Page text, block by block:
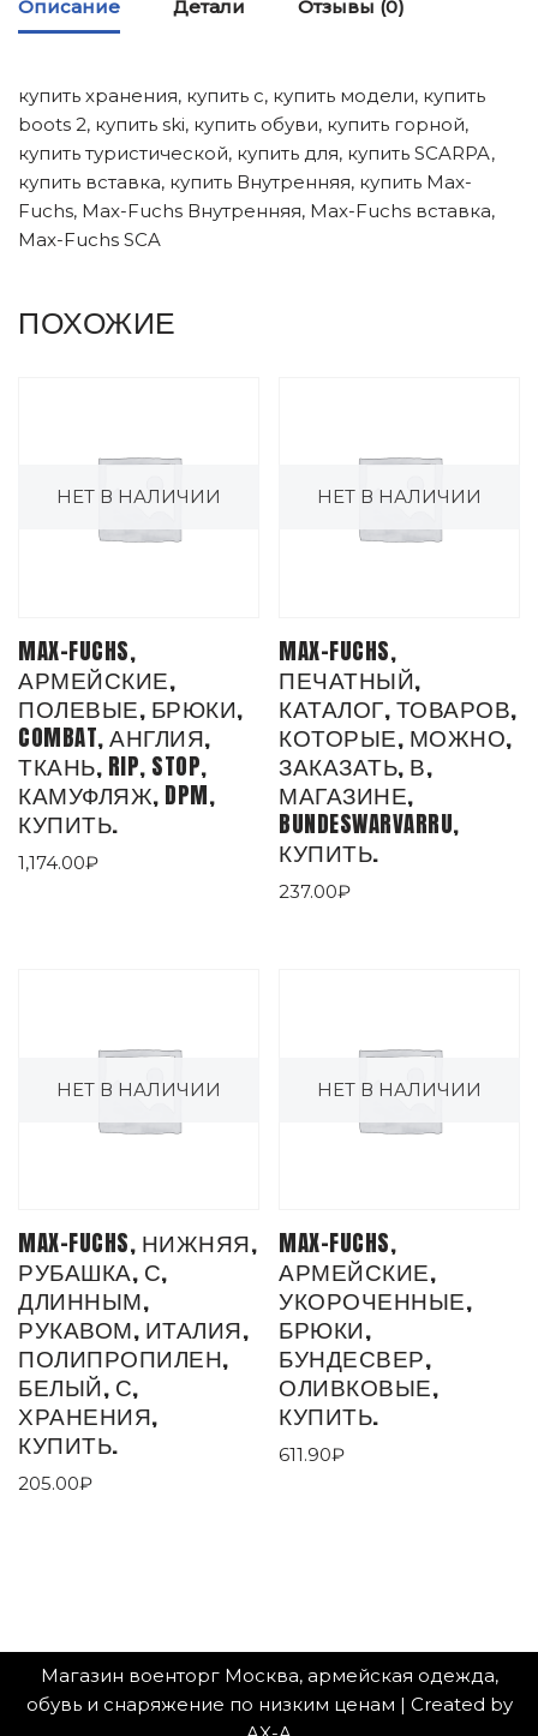
Описание Детали Отзывы (0)
купить хранения, купить с, купить модели, купить
boots 2, купить ski, купить обуви, купить горной,
купить туристической, купить для, купить SCARPA,
купить вставка, купить Внутренняя, купить Max-
Fuchs, Max-Fuchs Внутренняя, Max-Fuchs вставка,
Max-Fuchs SCA
ПОХОЖИЕ
НЕТ В НАЛИЧИИ
MAX-FUCHS,
АРМЕЙСКИЕ,
ПОЛЕВЫЕ, БРЮКИ,
COMBAT, АНГЛИЯ,
ТКАНЬ, RIP, STOP,
КАМУФЛЯЖ, DPM,
КУПИТЬ.
1,174.00₽
НЕТ В НАЛИЧИИ
MAX-FUCHS,
ПЕЧАТНЫЙ,
КАТАЛОГ, ТОВАРОВ,
КОТОРЫЕ, МОЖНО,
ЗАКАЗАТЬ, В,
МАГАЗИНЕ,
BUNDESWARVARRU,
КУПИТЬ.
237.00₽
НЕТ В НАЛИЧИИ
MAX-FUCHS, НИЖНЯЯ,
РУБАШКА, С,
ДЛИННЫМ,
РУКАВОМ, ИТАЛИЯ,
ПОЛИПРОПИЛЕН,
БЕЛЫЙ, С,
ХРАНЕНИЯ,
КУПИТЬ.
205.00₽
НЕТ В НАЛИЧИИ
MAX-FUCHS,
АРМЕЙСКИЕ,
УКОРОЧЕННЫЕ,
БРЮКИ,
БУНДЕСВЕР,
ОЛИВКОВЫЕ,
КУПИТЬ.
611.90₽
Магазин военторг Москва, армейская одежда,
обувь и снаряжение по низким ценам | Created by